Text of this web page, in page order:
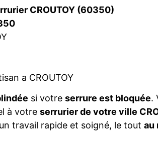
CROUTOY (60350)
a CROUTOY
si votre serrure est bloquée.
à votre serrurier de votre ville
travail rapide et soigné, le tout au